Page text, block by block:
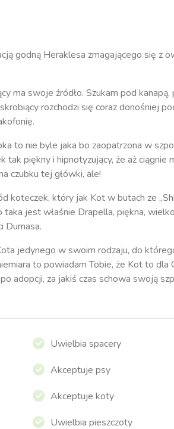
godną Heraklesa zmagającego się z
ma swoje źródło. Szukam pod
rozchodzi się coraz donośniej
to nie byle jaka bo zaopatrzona w
tak piękny i hipnotyzujący, że aż ciągnie
czubku tej główki, ale!
koteczek, który jak Kot w butach ze
jest właśnie Drapella, piękna,
Dumasa.
jedynego w swoim rodzaju, do
to powiadam Tobie, że Kot to dla
adopcji, za jakiś czas schowa swoją
Uwielbia spacery
Akceptuje psy
Akceptuje koty
Uwielbia pieszczoty